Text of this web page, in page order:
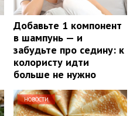
Добавьте 1 компонент
в шампунь — и
забудьте про седину: к
колористу идти
больше не нужно
НОВОСТИ